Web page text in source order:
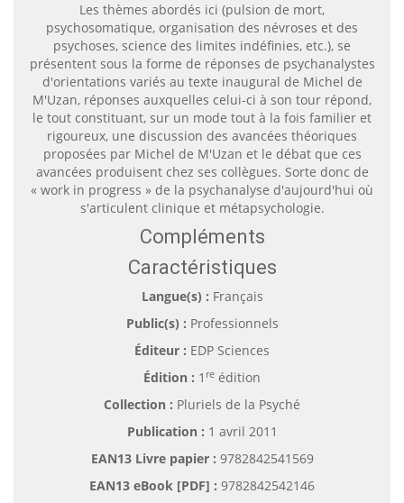
Les thèmes abordés ici (pulsion de mort,
psychosomatique, organisation des névroses et des
psychoses, science des limites indéfinies, etc.), se
présentent sous la forme de réponses de psychanalystes
d'orientations variés au texte inaugural de Michel de
M'Uzan, réponses auxquelles celui-ci à son tour répond,
le tout constituant, sur un mode tout à la fois familier et
rigoureux, une discussion des avancées théoriques
proposées par Michel de M'Uzan et le débat que ces
avancées produisent chez ses collègues. Sorte donc de
« work in progress » de la psychanalyse d'aujourd'hui où
s'articulent clinique et métapsychologie.
Compléments
Caractéristiques
Langue(s) : Français
Public(s) : Professionnels
Éditeur : EDP Sciences
Édition : 1 re édition
Collection : Pluriels de la Psyché
Publication : 1 avril 2011
EAN13 Livre papier : 9782842541569
EAN13 eBook [PDF] : 9782842542146